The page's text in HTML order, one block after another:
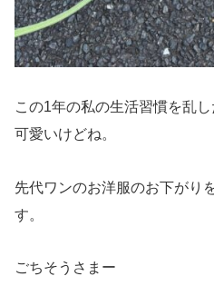
この1年の私の生活習慣を乱し
可愛いけどね。
先代ワンのお洋服のお下がり
す。
ごちそうさまー